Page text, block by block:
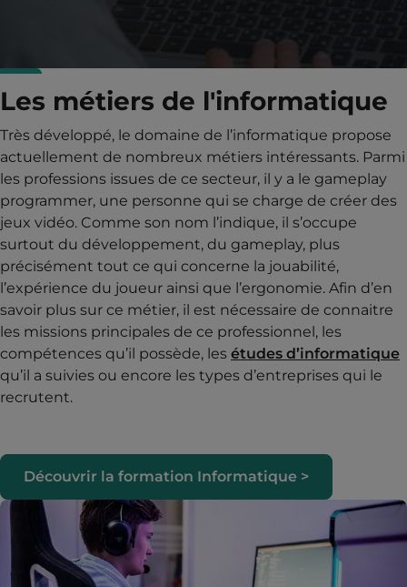
Les métiers de l'informatique
Très développé, le domaine de l’informatique propose
actuellement de nombreux métiers intéressants. Parmi
les professions issues de ce secteur, il y a le gameplay
programmer, une personne qui se charge de créer des
jeux vidéo. Comme son nom l’indique, il s’occupe
surtout du développement, du gameplay, plus
précisément tout ce qui concerne la jouabilité,
l’expérience du joueur ainsi que l’ergonomie. Afin d’en
savoir plus sur ce métier, il est nécessaire de connaitre
les missions principales de ce professionnel, les
compétences qu’il possède, les études d’informatique
qu’il a suivies ou encore les types d’entreprises qui le
recrutent.
Découvrir la formation Informatique >